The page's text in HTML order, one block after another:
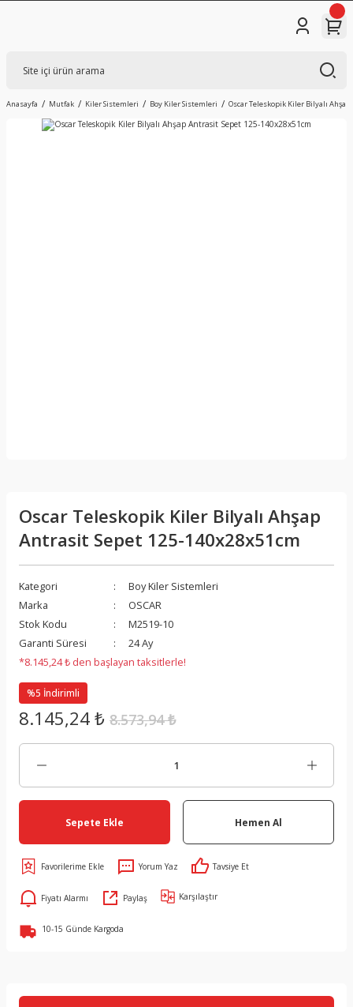
Anasayfa Mutfak Kiler Sistemleri Boy Kiler Sistemleri Oscar Teleskopik Kiler Bilyalı
Oscar Teleskopik Kiler Bilyalı Ahşap
Antrasit Sepet 125-140x28x51cm
Kategori
Boy Kiler Sistemleri
Marka
OSCAR
Stok Kodu
M2519-10
Garanti Süresi
24 Ay
*8.145,24 ₺ den başlayan taksitlerle!
%5 İndirimli
8.145,24 ₺ 8.573,94 ₺
Sepete Ekle Hemen Al
Yorum Yaz Tavsiye Et
Fiyatı Alarmı Paylaş Karşılaştır
10-15 Günde Kargoda